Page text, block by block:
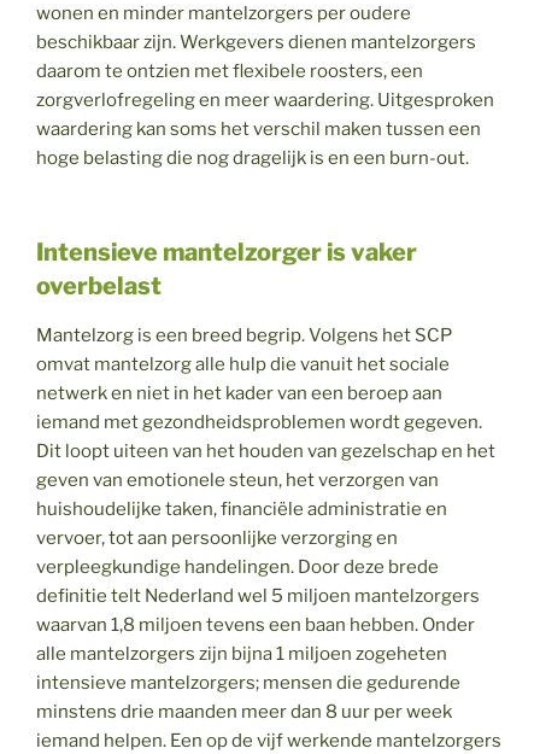
wonen en minder mantelzorgers per oudere
beschikbaar zijn. Werkgevers dienen mantelzorgers
daarom te ontzien met flexibele roosters, een
zorgverlofregeling en meer waardering. Uitgesproken
waardering kan soms het verschil maken tussen een
hoge belasting die nog dragelijk is en een burn-out.
Intensieve mantelzorger is vaker
overbelast
Mantelzorg is een breed begrip. Volgens het SCP
omvat mantelzorg alle hulp die vanuit het sociale
netwerk en niet in het kader van een beroep aan
iemand met gezondheidsproblemen wordt gegeven.
Dit loopt uiteen van het houden van gezelschap en het
geven van emotionele steun, het verzorgen van
huishoudelijke taken, financiële administratie en
vervoer, tot aan persoonlijke verzorging en
verpleegkundige handelingen. Door deze brede
definitie telt Nederland wel 5 miljoen mantelzorgers
waarvan 1,8 miljoen tevens een baan hebben. Onder
alle mantelzorgers zijn bijna 1 miljoen zogeheten
intensieve mantelzorgers; mensen die gedurende
minstens drie maanden meer dan 8 uur per week
iemand helpen. Een op de vijf werkende mantelzorgers